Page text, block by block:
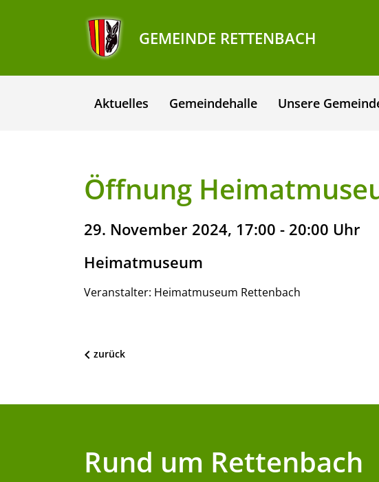
GEMEINDE RETTENBACH
Aktuelles Gemeindehalle Unsere
Öffnung
29. November 2024, 17:00 - 20:00 Uhr
Heimatmuseum
Veranstalter: Heimatmuseum Rettenbach
zurück
Rund um Rettenbach